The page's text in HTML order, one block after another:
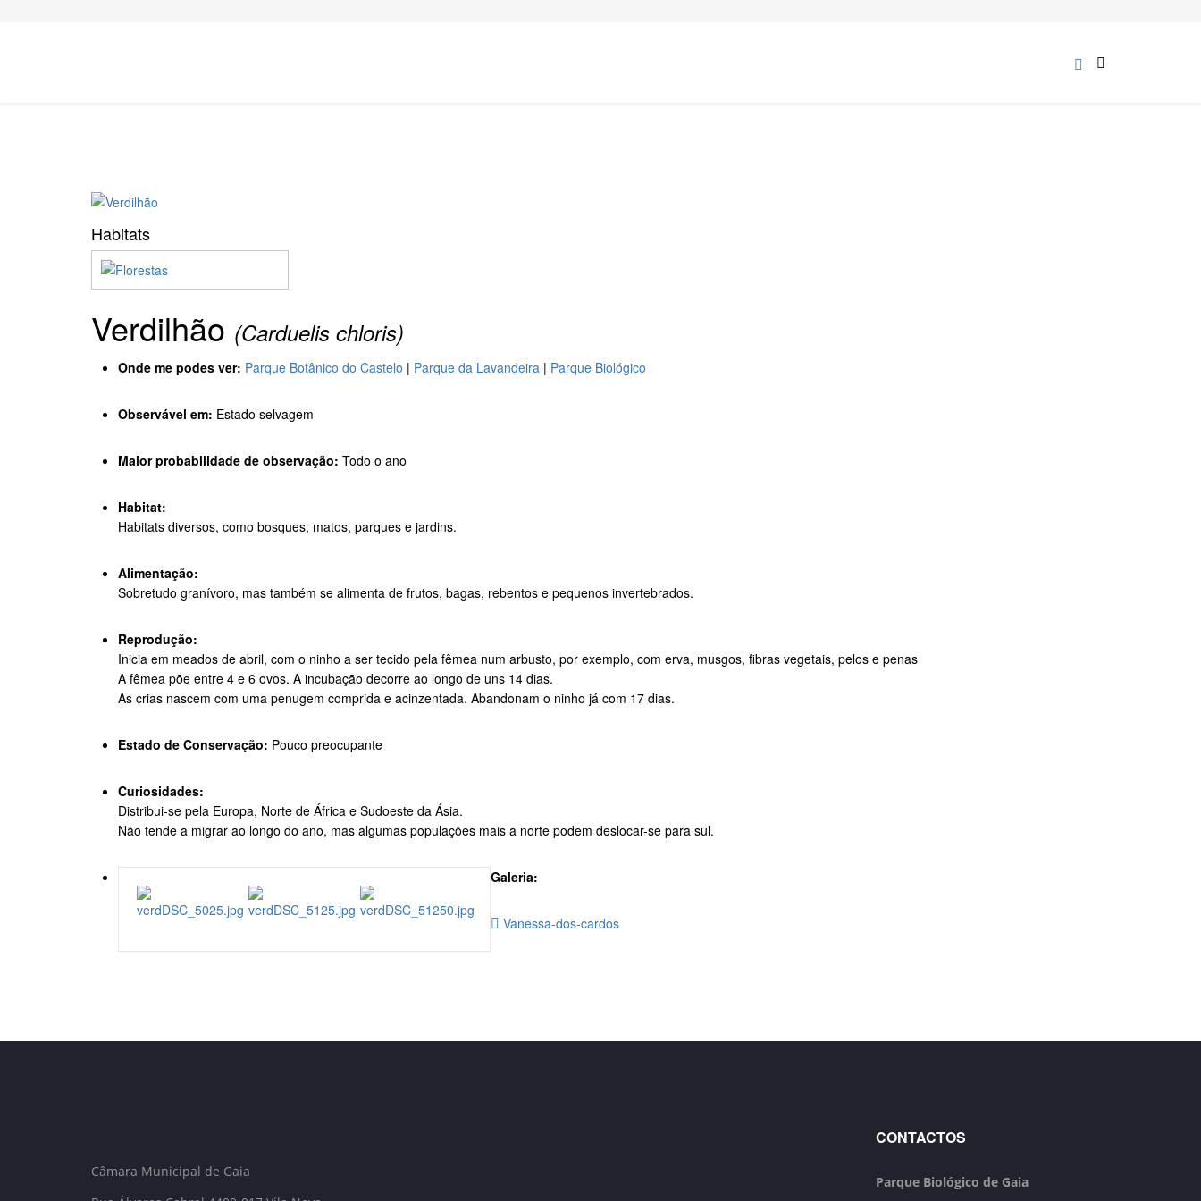
Habitats
Verdilhão (Carduelis chloris)
Onde me podes ver: Parque Botânico do Castelo | Parque da Lavandeira | Parque Biológico
Observável em: Estado selvagem
Maior probabilidade de observação: Todo o ano
Habitat:
Habitats diversos, como bosques, matos, parques e jardins.
Alimentação:
Sobretudo granívoro, mas também se alimenta de frutos, bagas, rebentos e pequenos invertebrados.
Reprodução:
Inicia em meados de abril, com o ninho a ser tecido pela fêmea num arbusto, por exemplo, com erva, musgos, fibras vegetais, pelos e penas
A fêmea põe entre 4 e 6 ovos. A incubação decorre ao longo de uns 14 dias.
As crias nascem com uma penugem comprida e acinzentada. Abandonam o ninho já com 17 dias.
Estado de Conservação: Pouco preocupante
Curiosidades:
Distribui-se pela Europa, Norte de África e Sudoeste da Ásia.
Não tende a migrar ao longo do ano, mas algumas populações mais a norte podem deslocar-se para sul.
Galeria:
Vanessa-dos-cardos
Câmara Municipal de Gaia
CONTACTOS
Parque Biológico de Gaia